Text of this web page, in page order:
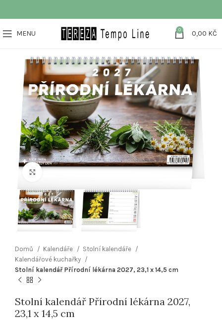
MENU 0 0,00 KČ
Domů Kalendáře
Stolní kalendáře
Kalendářové kuchařky
Stolní kalendář Přírodní lékárna 2027, 23,1 x 14,5 cm
Stolní kalendář Přírodní lékárna 2027,
23,1 x 14,5 cm